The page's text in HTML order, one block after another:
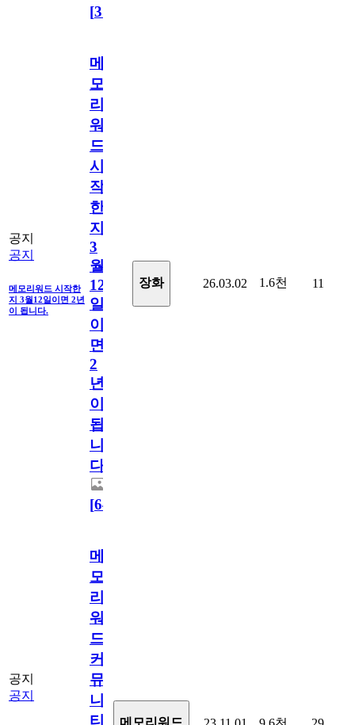
[31
공지
공지
메모리워드 시작한
지 3월12일이면 2년
이 됩니다.
메
모
리
워
드
시
작
한
지
3
월
12
일
이
면
2
년
이
됩
니
다.
[64
장화 26.03.02 1.6천 11
공지
공지
메
모
리
워
드
커
뮤
니
티